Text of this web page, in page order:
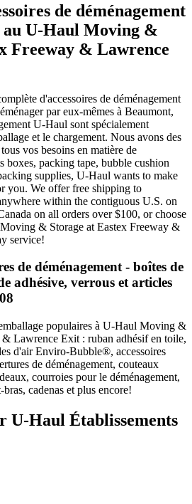
de déménagement
au U-Haul Moving &
Freeway & Lawrence
d'accessoires de déménagement
par eux-mêmes à Beaumont,
U-Haul sont spécialement
et le chargement. Nous avons des
vos besoins en matière de
boxes, packing tape, bubble cushion
supplies, U-Haul wants to make
you. We offer free shipping to
within the contiguous U.S. on
on all orders over $100, or choose
& Storage at Eastex Freeway &
service!
de déménagement - boîtes de
adhésive, verrous et articles
populaires à U-Haul Moving &
& Lawrence Exit : ruban adhésif en toile,
d'air Enviro-Bubble®, accessoires
de déménagement, couteaux
courroies pour le déménagement,
cadenas et plus encore!
U-Haul Établissements